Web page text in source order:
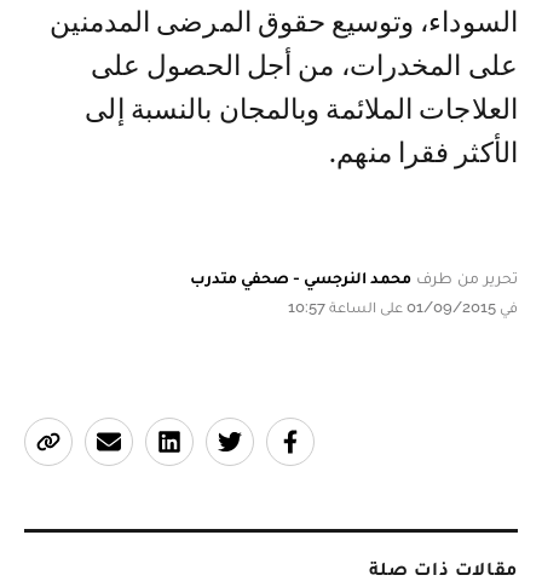
السوداء، وتوسيع حقوق المرضى المدمنين
على المخدرات، من أجل الحصول على
العلاجات الملائمة وبالمجان بالنسبة إلى
الأكثر فقرا منهم.
تحرير من طرف محمد النرجسي - صحفي متدرب
في 01/09/2015 على الساعة 10:57
مقالات ذات صلة